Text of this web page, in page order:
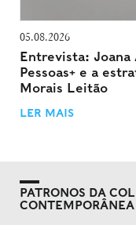
05.08.2026
Entrevista: Joana
Pessoas+ e a
Morais Leitão
LER MAIS
PATRONOS DA